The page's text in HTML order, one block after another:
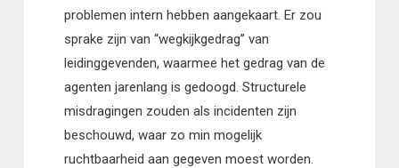
problemen intern hebben aangekaart. Er zou
sprake zijn van “wegkijkgedrag” van
leidinggevenden, waarmee het gedrag van de
agenten jarenlang is gedoogd. Structurele
misdragingen zouden als incidenten zijn
beschouwd, waar zo min mogelijk
ruchtbaarheid aan gegeven moest worden.